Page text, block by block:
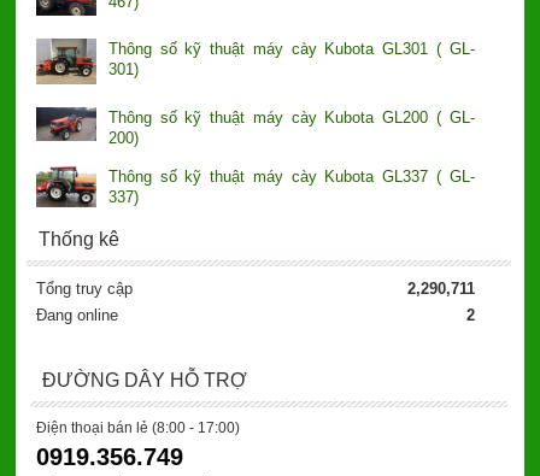
Thông số kỹ thuật máy cày Kubota GL301 ( GL-
301)
Thông số kỹ thuật máy cày Kubota GL200 ( GL-
200)
Thông số kỹ thuật máy cày Kubota GL337 ( GL-
337)
Thống kê
Tổng truy cập
2,290,711
Đang online
2
ĐƯỜNG DÂY HỖ TRỢ
Điện thoại bán lẻ (8:00 - 17:00)
0919.356.749